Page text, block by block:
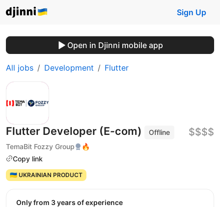
Sign Up
Open in Djinni mobile app
All jobs Development Flutter
Flutter Developer (E-com)
Offline
TemaBit Fozzy Group
🔥
Copy link
$$$$
🇺🇦 UKRAINIAN PRODUCT
Only from 3 years of experience